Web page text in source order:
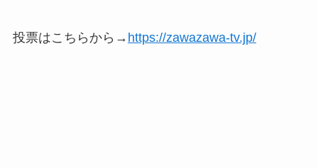
投票はこちらから→ https://zawazawa-tv.jp/